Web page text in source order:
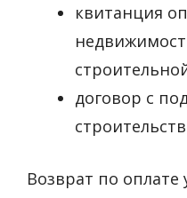
квитанция
договор с
Возврат по оплате